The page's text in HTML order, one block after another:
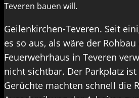
Teveren bauen will.
Geilenkirchen-Teveren. Seit
es so aus, als wäre der
Feuerwehrhaus in Teveren
nicht sichtbar. Der Parkplatz
Gerüchte machten schnell die